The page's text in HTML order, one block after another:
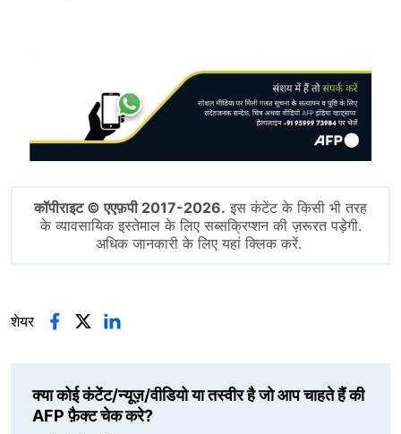
कॉपीराइट © एएफ़पी 2017-2026. इस कंटेंट के किसी भी तरह
के व्यावसायिक इस्तेमाल के लिए सब्सक्रिप्शन की ज़रूरत पड़ेगी.
अधिक जानकारी के लिए यहां क्लिक करें.
शेयर
क्या कोई कंटेंट/न्यूज़/वीडियो या तस्वीर है जो आप चाहते हैं की
AFP फ़ैक्ट चेक करे?